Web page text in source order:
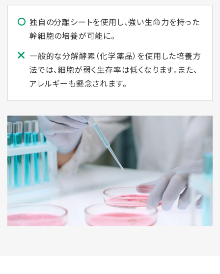
独⾃の分離シートを使⽤し、強い⽣命⼒を持った
幹細胞の培養が可能に。
一般的な分解酵素（化学薬品）を使用した培養方
法では、細胞が弱く生存率は低くなります。また、
アレルギーも懸念されます。